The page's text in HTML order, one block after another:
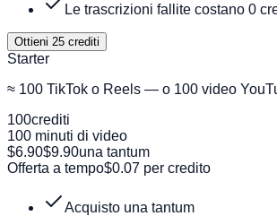
Le trascrizioni fallite costano 0
Ottieni 25 crediti
Starter
≈ 100 TikTok o Reels — o 100 video
100crediti
100 minuti di video
$6.90$9.90una tantum
Offerta a tempo$0.07 per credito
Acquisto una tantum